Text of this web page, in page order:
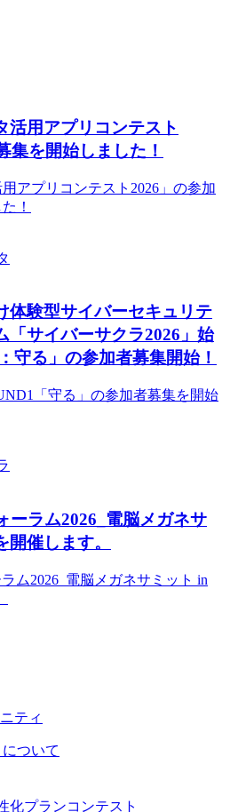
活用アプリコンテスト
集を開始しました！
用アプリコンテスト2026」の参加
！
体験型サイバーセキュリテ
「サイバーサクラ2026」始
守る」の参加者募集開始！
「守る」の参加者募集を開始
ーラム2026_電脳メガネサ
開催します。
ム2026_電脳メガネサミット in
ついて
化プランコンテスト